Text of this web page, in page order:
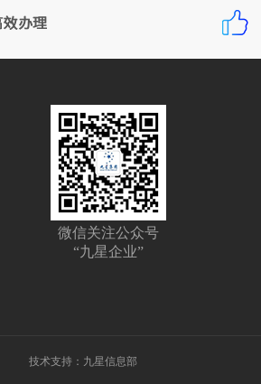
微信关注公众号
“九星企业”
技术支持：九星信息部